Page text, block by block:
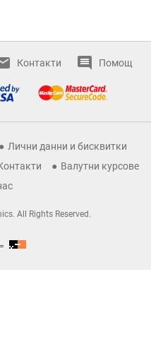
Контакти Помощ
Лични данни и бисквитки
Валутни курсове
All Rights Reserved.